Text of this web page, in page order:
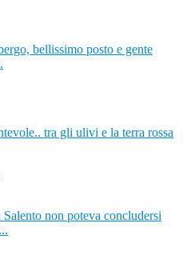
bellissimo posto e gente
tra gli ulivi e la terra rossa
non poteva concludersi